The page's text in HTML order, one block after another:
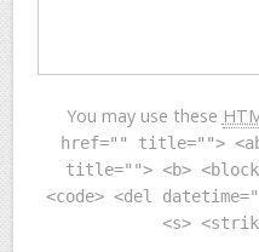
You may use these
href="" title="">
title=""> <b>
<code> <del
<s>